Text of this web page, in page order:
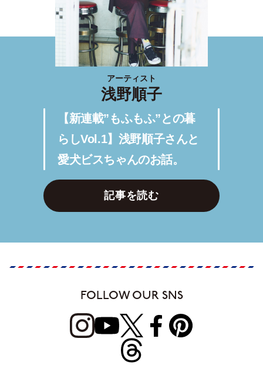
アーティスト
浅野順子
【新連載”もふもふ”との暮
らしVol.1】浅野順子さんと
愛犬ビスちゃんのお話。
記事を読む
FOLLOW OUR SNS